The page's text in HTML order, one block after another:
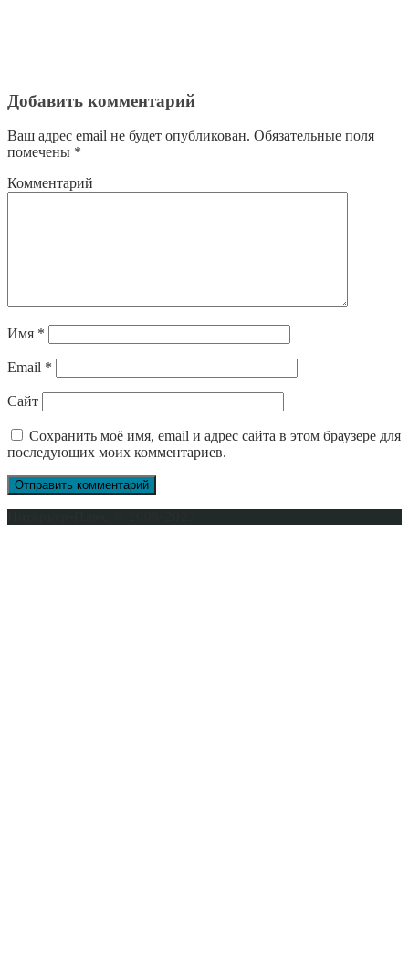
Добавить комментарий
Ваш адрес email не будет опубликован. Обязательные поля
помечены *
Комментарий
Имя *
Email *
Сайт
Сохранить моё имя, email и адрес сайта в этом браузере для
последующих моих комментариев.